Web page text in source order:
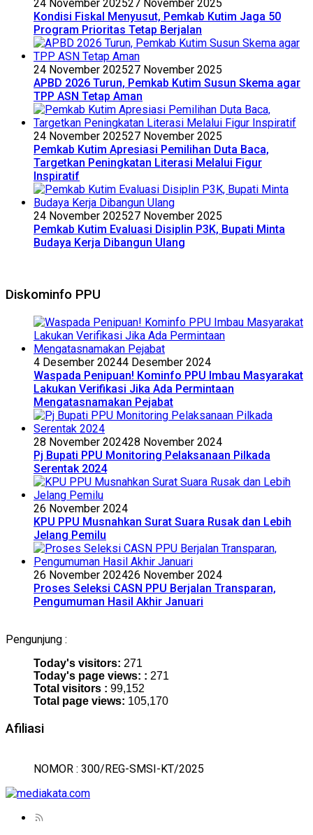
24 November 202527 November 2025
Kondisi Fiskal Menyusut, Pemkab Kutim Jaga 50
Program Prioritas Tetap Berjalan
24 November 202527 November 2025
APBD 2026 Turun, Pemkab Kutim Susun Skema agar
TPP ASN Tetap Aman
24 November 202527 November 2025
Pemkab Kutim Apresiasi Pemilihan Duta Baca,
Targetkan Peningkatan Literasi Melalui Figur
Inspiratif
24 November 202527 November 2025
Pemkab Kutim Evaluasi Disiplin P3K, Bupati Minta
Budaya Kerja Dibangun Ulang
Diskominfo PPU
4 Desember 20244 Desember 2024
Waspada Penipuan! Kominfo PPU Imbau Masyarakat
Lakukan Verifikasi Jika Ada Permintaan
Mengatasnamakan Pejabat
28 November 202428 November 2024
Pj Bupati PPU Monitoring Pelaksanaan Pilkada
Serentak 2024
26 November 2024
KPU PPU Musnahkan Surat Suara Rusak dan Lebih
Jelang Pemilu
26 November 202426 November 2024
Proses Seleksi CASN PPU Berjalan Transparan,
Pengumuman Hasil Akhir Januari
Pengunjung :
Today's visitors: 271
Today's page views: : 271
Total visitors : 99,152
Total page views: 105,170
Afiliasi
NOMOR : 300/REG-SMSI-KT/2025